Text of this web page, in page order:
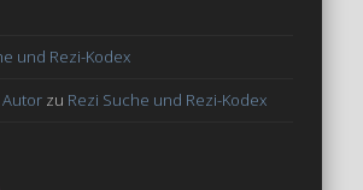
und Rezi-Kodex
zu Rezi Suche und Rezi-Kodex